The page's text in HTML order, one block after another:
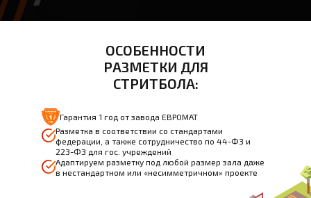
ОСОБЕННОСТИ
РАЗМЕТКИ ДЛЯ
СТРИТБОЛА:
Разметка в соответствии со стандартами
федерации, а также сотрудничество по 44-ФЗ и
223-ФЗ для гос. учреждений
Гарантия 1 год от завода ЕВРОМАТ
Адаптируем разметку под любой размер зала даже
в нестандартном или «несимметричном» проекте